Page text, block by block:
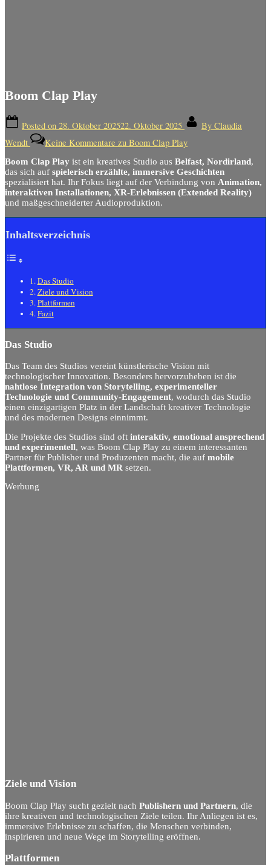
Boom Clap Play
Posted on 28. Oktober 202522. Oktober 2025 By Claudia
Wendt
Keine Kommentare zu Boom Clap Play
Boom Clap Play ist ein kreatives Studio aus Belfast, Nordirland,
das sich auf spielerisch erzählte, immersive Geschichten
spezialisiert hat. Ihr Fokus liegt auf der Verbindung von Animation,
interaktiven Installationen, XR-Erlebnissen (Extended Reality)
und maßgeschneiderter Audioproduktion.
Inhaltsverzeichnis
Das Studio
Ziele und Vision
Plattformen
Fazit
Das Studio
Das Team des Studios vereint künstlerische Vision mit
technologischer Innovation. Besonders hervorzuheben ist die
nahtlose Integration von Storytelling, experimenteller
Technologie und Community-Engagement, wodurch das Studio
einen einzigartigen Platz in der Landschaft kreativer Technologie
und des modernen Designs einnimmt.
Die Projekte des Studios sind oft interaktiv, emotional ansprechend
und experimentell, was Boom Clap Play zu einem interessanten
Partner für Publisher und Produzenten macht, die auf mobile
Plattformen, VR, AR und MR setzen.
Werbung
Ziele und Vision
Boom Clap Play sucht gezielt nach Publishern und Partnern, die
ihre kreativen und technologischen Ziele teilen. Ihr Anliegen ist es,
immersive Erlebnisse zu schaffen, die Menschen verbinden,
inspirieren und neue Wege im Storytelling eröffnen.
Plattformen